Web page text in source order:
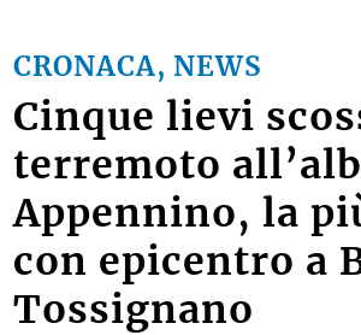
CRONACA, NEWS
Cinque lievi
terremoto
Appennino, la
con epicentro a
Tossignano